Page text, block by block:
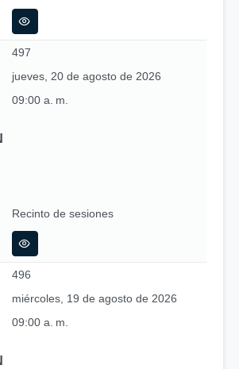
497
jueves, 20 de agosto de 2026
09:00 a. m.
Recinto de sesiones
496
miércoles, 19 de agosto de 2026
09:00 a. m.